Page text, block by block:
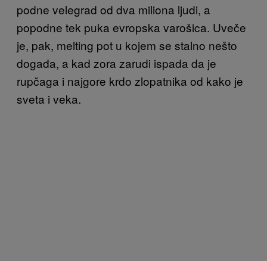
podne velegrad od dva miliona ljudi, a
popodne tek puka evropska varošica. Uveče
je, pak, melting pot u kojem se stalno nešto
događa, a kad zora zarudi ispada da je
rupčaga i najgore krdo zlopatnika od kako je
sveta i veka.